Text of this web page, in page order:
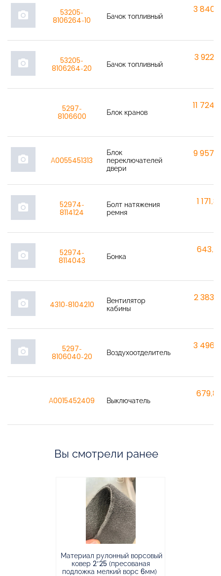
photo_camera
53205-
8106264-10
Бачок топливный
3
photo_camera
53205-
8106264-20
Бачок топливный
3
5297-
8106600
Блок кранов
11
photo_camera A0055451313
Блок
переключателей
двери
9
photo_camera
52974-
8114124
Болт натяжения
ремня
1
photo_camera
52974-
8114043
Бонка
photo_camera 4310-8104210
Вентилятор
кабины
2
photo_camera
5297-
8106040-20
Воздухоотделитель
3
A0015452409 Выключатель
Вы смотрели ранее
Материал рулонный ворсовый
ковер 2*25 (пресованая
подложка мелкий ворс 6мм)